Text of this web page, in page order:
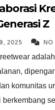
Z
2025 NO
komunitas
berkembang